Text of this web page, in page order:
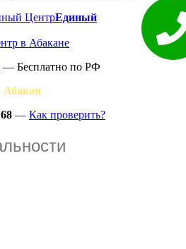
Единый
в Абакане
— Бесплатно по РФ
Абакан
— Как проверить?